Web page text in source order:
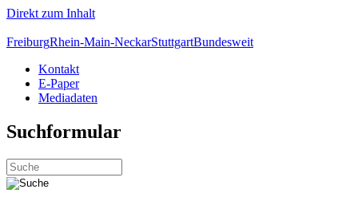
Direkt zum Inhalt
FreiburgRhein-Main-NeckarStuttgartBundesweit
Kontakt
E-Paper
Mediadaten
Suchformular